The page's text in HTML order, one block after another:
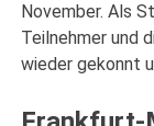
November. Als
Teilnehmer und
wieder gekonnt